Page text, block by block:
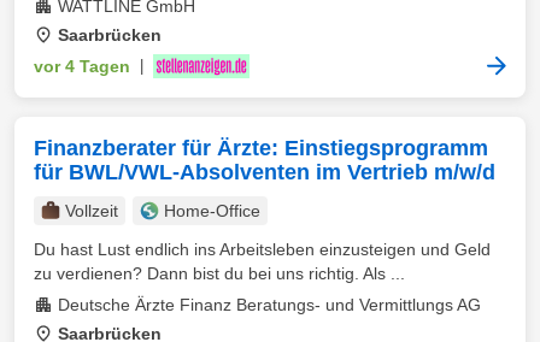
WATTLINE GmbH
Saarbrücken
vor 4 Tagen
Finanzberater für Ärzte: Einstiegsprogramm
für BWL/VWL-Absolventen im Vertrieb m/w/d
Vollzeit
Home-Office
Du hast Lust endlich ins Arbeitsleben einzusteigen und Geld
zu verdienen? Dann bist du bei uns richtig. Als ...
Deutsche Ärzte Finanz Beratungs- und Vermittlungs AG
Saarbrücken